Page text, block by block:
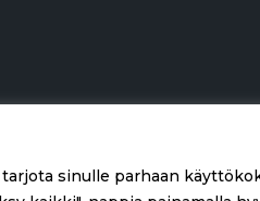
sinulle parhaan